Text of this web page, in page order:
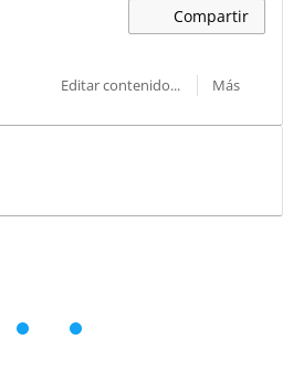
Compartir
Editar contenido...
Más